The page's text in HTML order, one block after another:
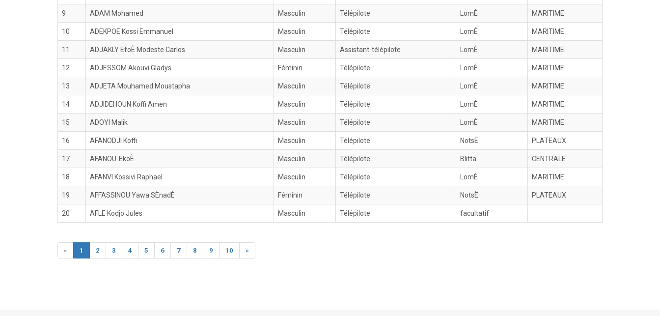
9 ADAM Mohamed Masculin Télépilote LomÈ MARITIME
10 ADEKPOE Kossi Emmanuel Masculin Télépilote LomÈ MARITIME
11 ADJAKLY EfoÈ Modeste Carlos Masculin Assistant-télépilote LomÈ MARITIME
12 ADJESSOM Akouvi Gladys Féminin Télépilote LomÈ MARITIME
13 ADJETA Mouhamed Moustapha Masculin Télépilote LomÈ MARITIME
14 ADJIDEHOUN Koffi Amen Masculin Télépilote LomÈ MARITIME
15 ADOYI Malik Masculin Télépilote LomÈ MARITIME
16 AFANODJI Koffi Masculin Télépilote NotsË PLATEAUX
17 AFANOU-EkoÈ Masculin Télépilote Blitta CENTRALE
18 AFANVI Kossivi Raphael Masculin Télépilote LomÈ MARITIME
19 AFFASSINOU Yawa SÈnadÈ Féminin Télépilote NotsË PLATEAUX
20 AFLE Kodjo Jules Masculin Télépilote facultatif
« 1 2 3 4 5 6 7 8 9 10 »